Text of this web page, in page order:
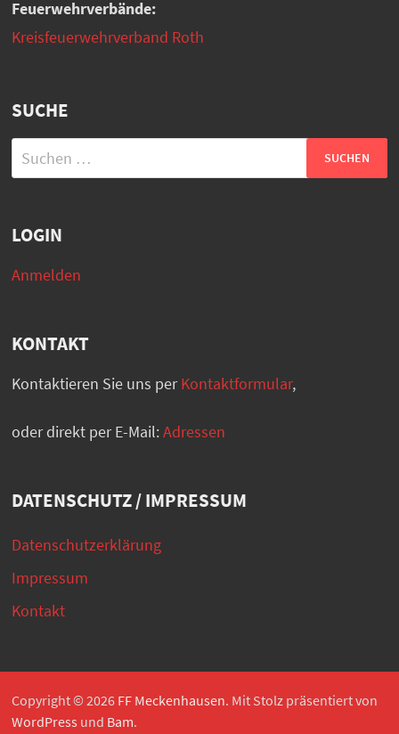
Feuerwehrverbände:
Kreisfeuerwehrverband Roth
SUCHE
Suchen
nach:
LOGIN
Anmelden
KONTAKT
Kontaktieren Sie uns perKontaktformular,
oder direkt per E-Mail:Adressen
DATENSCHUTZ / IMPRESSUM
Datenschutzerklärung
Impressum
Kontakt
Copyright © 2026 FF Meckenhausen. Mit Stolz präsentiert von
WordPress und Bam.